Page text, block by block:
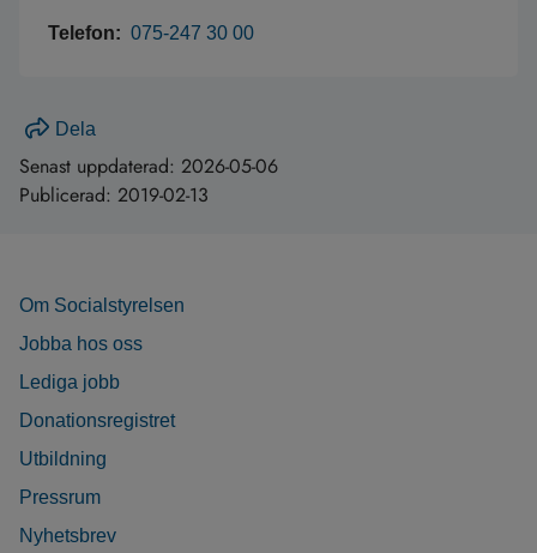
Telefon: 075-247 30 00
Dela
Senast uppdaterad: 2026-05-06
Publicerad: 2019-02-13
Om Socialstyrelsen
Jobba hos oss
Lediga jobb
Donationsregistret
Utbildning
Pressrum
Nyhetsbrev